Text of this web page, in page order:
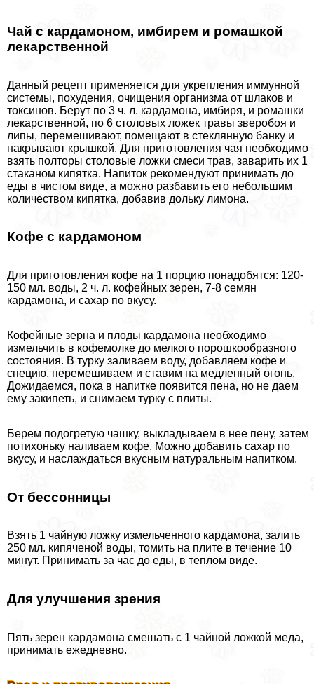
Чай с кардамоном, имбирем и ромашкой
лекарственной
Данный рецепт применяется для укрепления иммунной
системы, похудения, очищения организма от шлаков и
токсинов. Берут по 3 ч. л. кардамона, имбиря, и ромашки
лекарственной, по 6 столовых ложек травы зверобоя и
липы, перемешивают, помещают в стеклянную банку и
накрывают крышкой. Для приготовления чая необходимо
взять полторы столовые ложки смеси трав, заварить их 1
стаканом кипятка. Напиток рекомендуют принимать до
еды в чистом виде, а можно разбавить его небольшим
количеством кипятка, добавив дольку лимона.
Кофе с кардамоном
Для приготовления кофе на 1 порцию понадобятся: 120-
150 мл. воды, 2 ч. л. кофейных зерен, 7-8 семян
кардамона, и сахар по вкусу.
Кофейные зерна и плоды кардамона необходимо
измельчить в кофемолке до мелкого порошкообразного
состояния. В турку заливаем воду, добавляем кофе и
специю, перемешиваем и ставим на медленный огонь.
Дожидаемся, пока в напитке появится пена, но не даем
ему закипеть, и снимаем турку с плиты.
Берем подогретую чашку, выкладываем в нее пену, затем
потихоньку наливаем кофе. Можно добавить сахар по
вкусу, и наслаждаться вкусным натуральным напитком.
От бессонницы
Взять 1 чайную ложку измельченного кардамона, залить
250 мл. кипяченой воды, томить на плите в течение 10
минут. Принимать за час до еды, в теплом виде.
Для улучшения зрения
Пять зерен кардамона смешать с 1 чайной ложкой меда,
принимать ежедневно.